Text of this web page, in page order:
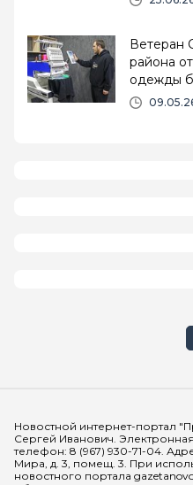
Ветеран
района
одежды
Новостной интернет-портал
Сергей Иванович. Электронная
телефон: 8 (967) 930-71-04.
Мира, д. 3, помещ. 3. При
новостного портала